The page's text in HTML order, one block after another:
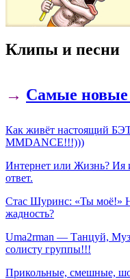
Клипы и песни
→ Самые
Как живёт настоящий
MMDANCE!!!)))
Интернет или Жизнь? Ия
ответ.
Стас Шуринс: «Ты моё!»
жадность?
Uma2rman — Танцуй,
солисту группы!!!
Прикольные, смешные,